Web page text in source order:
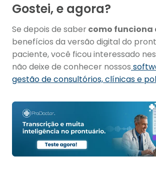
Gostei, e agora?
Se depois de sabercomo funciona
benefícios da versão digital do
paciente, você ficou interessado
não deixe de conhecer nossos
gestão de consultórios, clínicas e